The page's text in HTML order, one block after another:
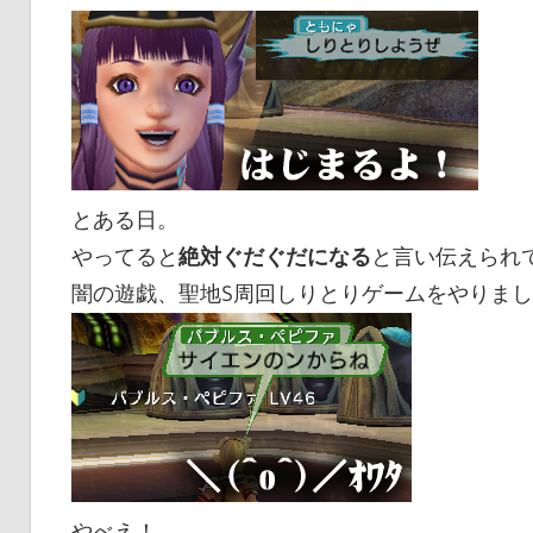
とある日。
やってると絶対ぐだぐだになると言い伝えられ
闇の遊戯、聖地S周回しりとりゲームをやりまし